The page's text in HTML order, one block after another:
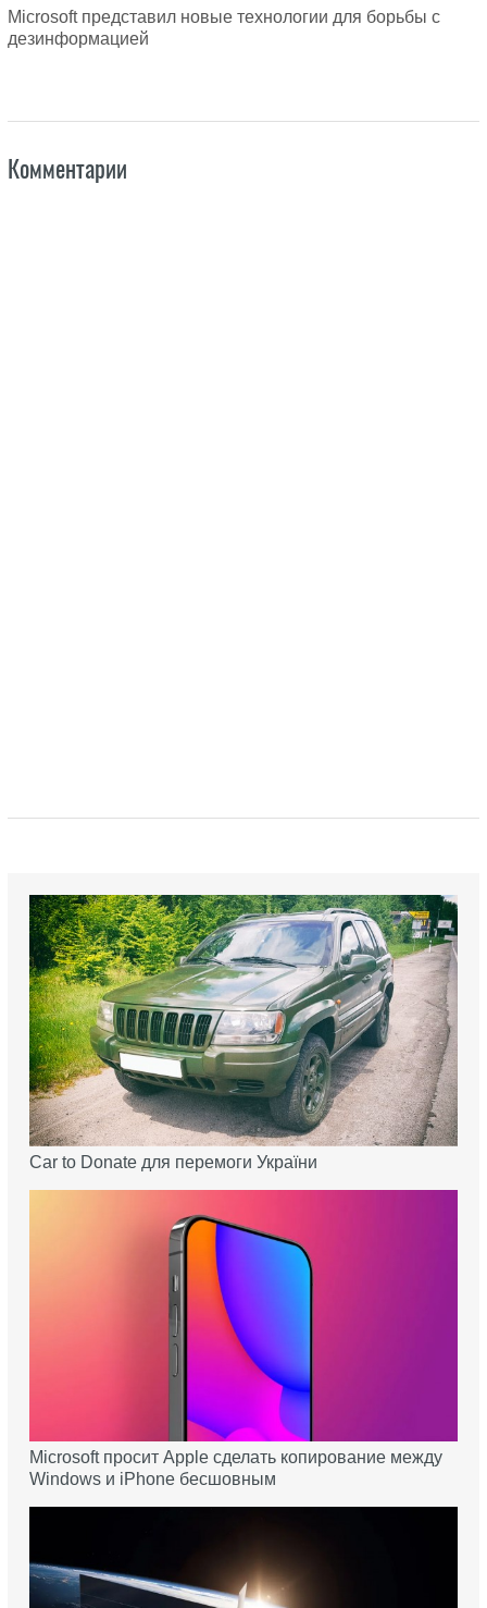
Microsoft представил новые технологии для борьбы с
дезинформацией
Комментарии
Car to Donate для перемоги України
Microsoft просит Apple сделать копирование между
Windows и iPhone бесшовным